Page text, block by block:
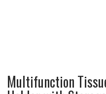
Multifunction